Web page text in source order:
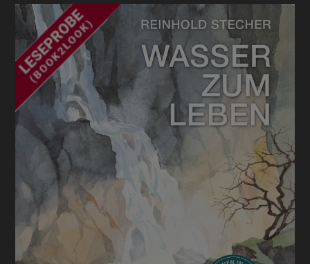
KINDER- & JUGENDBUCH
VERLAG
IDEEN & BEGLEITMATERIAL